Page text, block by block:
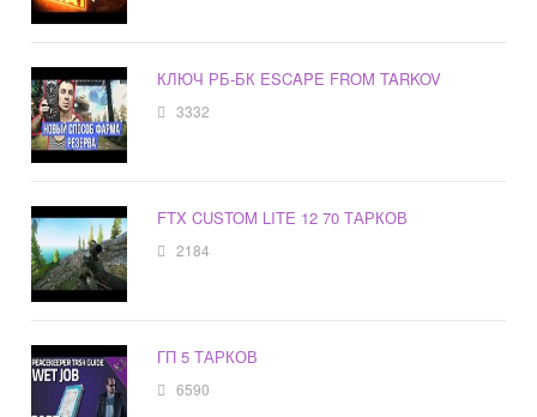
КЛЮЧ РБ-БК ESCAPE FROM TARKOV
3332
FTX CUSTOM LITE 12 70 ТАРКОВ
2184
ГП 5 ТАРКОВ
6590